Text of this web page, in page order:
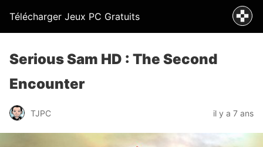
Télécharger Jeux PC Gratuits
Serious Sam HD : The Second
Encounter
TJPC il y a 7 ans